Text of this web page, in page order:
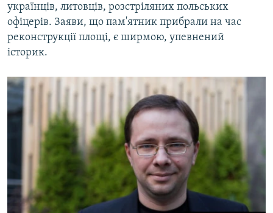
українців, литовців, розстріляних польських
офіцерів. Заяви, що пам'ятник прибрали на час
реконструкції площі, є ширмою, упевнений
історик.